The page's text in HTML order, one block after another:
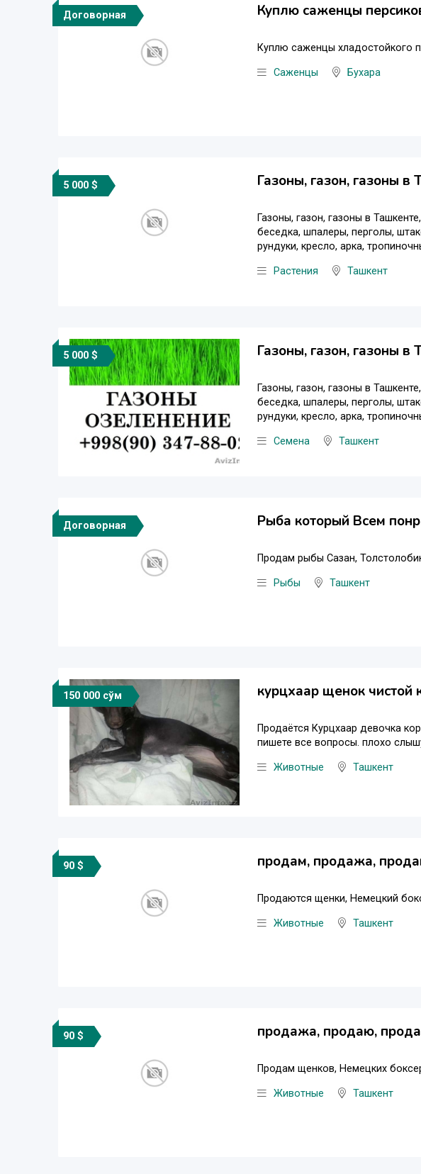
Договорная Куплю саженцы
Куплю саженцы хладостойкого
Саженцы Бухара
5 000 $ Газоны, газон, газоны в
Газоны, газон, газоны в
беседка, шпалеры, перголы,
рундуки, кресло, арка,
Растения Ташкент
5 000 $ Газоны, газон, газоны в
Газоны, газон, газоны в
беседка, шпалеры, перголы,
рундуки, кресло, арка,
Семена Ташкент
Договорная Рыба который Всем
Продам рыбы Сазан,
Рыбы Ташкент
150 000 сўм курцхаар щенок чистой
Продаётся Курцхаар девочка
пишете все вопросы. плохо
Животные Ташкент
90 $ продам, продажа,
Продаются щенки, Немецкий
Животные Ташкент
90 $ продажа, продаю,
Продам щенков, Немецких
Животные Ташкент